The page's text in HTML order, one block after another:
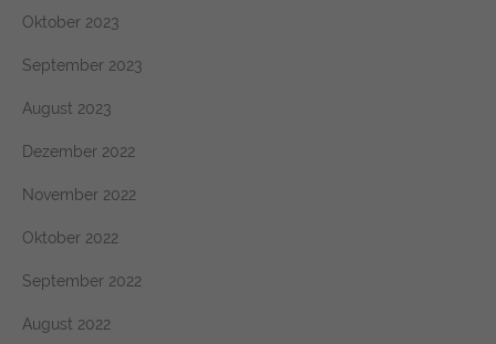
Oktober 2023
September 2023
August 2023
Dezember 2022
November 2022
Oktober 2022
September 2022
August 2022